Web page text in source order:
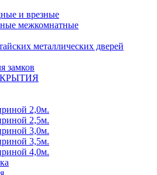
и врезные
межкомнатные
металлических дверей
замков
2,0м.
2,5м.
3,0м.
3,5м.
4,0м.